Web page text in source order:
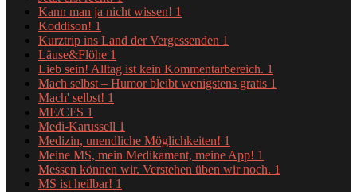
Kann man ja nicht wissen! 1
Koddison! 1
Kurztrip ins Land der Vergessenden 1
Läuse&Flöhe 1
Lieb sein! Alltag ist kein Kommentarbereich. 1
Mach selbst – Humor bleibt wenigstens gratis 1
Mach' selbst! 1
ME/CFS 1
Medi-Karussell 1
Medizin, unendliche Möglichkeiten! 1
Meine MS, mein Medikament, meine App! 1
Messen können wir. Verstehen üben wir noch. 1
MS ist heilbar! 1